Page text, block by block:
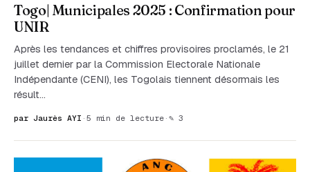
Togo| Municipales 2025 : Confirmation pour
UNIR
Après les tendances et chiffres provisoires proclamés, le 21
juillet dernier par la Commission Electorale Nationale
Indépendante (CENI), les Togolais tiennent désormais les
résult…
par Jaurès AYI · 5 min de lecture · ✎ 3